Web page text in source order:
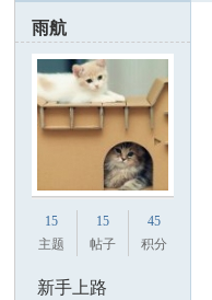
国
雨航
15
主题
15
帖子
45
积分
新手上路